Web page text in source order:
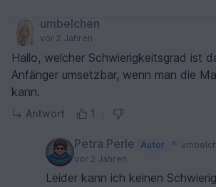
umbelchen
vor 2 Jahren
Hallo, welcher Schwierigkeitsgrad ist
Anfänger umsetzbar, wenn man die
kann.
Antwort 1
Petra Perle Autor
vor 2 Jahren
Leider kann ich keinen